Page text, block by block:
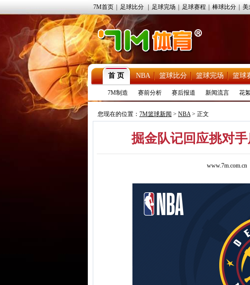
7M首页 足球比分 足球完场 足球赛程 棒球比分 美
首 页 NBA 篮球比分 篮球完场 篮球
7M制造 赛前分析 赛后报道 新闻流言 花
您现在的位置： 7M篮球新闻 > NBA> 正文
掘金队记回应挑对
www.7m.com.cn